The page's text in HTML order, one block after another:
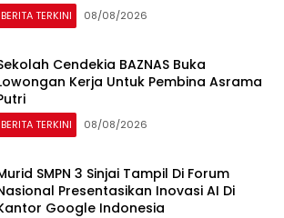
BERITA TERKINI 08/08/2026
Cendekia BAZNAS Buka
Kerja Untuk Pembina Asrama
BERITA TERKINI 08/08/2026
SMPN 3 Sinjai Tampil Di Forum
Presentasikan Inovasi AI Di
Google Indonesia